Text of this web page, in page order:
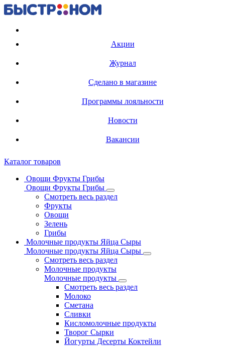
Акции
Журнал
Сделано в магазине
Программы лояльности
Новости
Вакансии
Каталог товаров
Овощи Фрукты Грибы
Овощи Фрукты Грибы
Смотреть весь раздел
Фрукты
Овощи
Зелень
Грибы
Молочные продукты Яйца Сыры
Молочные продукты Яйца Сыры
Смотреть весь раздел
Молочные продукты
Молочные продукты
Смотреть весь раздел
Молоко
Сметана
Сливки
Кисломолочные продукты
Творог Сырки
Йогурты Десерты Коктейли